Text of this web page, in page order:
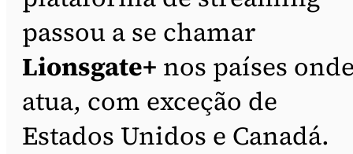
passou a se chamar
Lionsgate+ nos países
atua, com exceção de
Estados Unidos e Canadá.